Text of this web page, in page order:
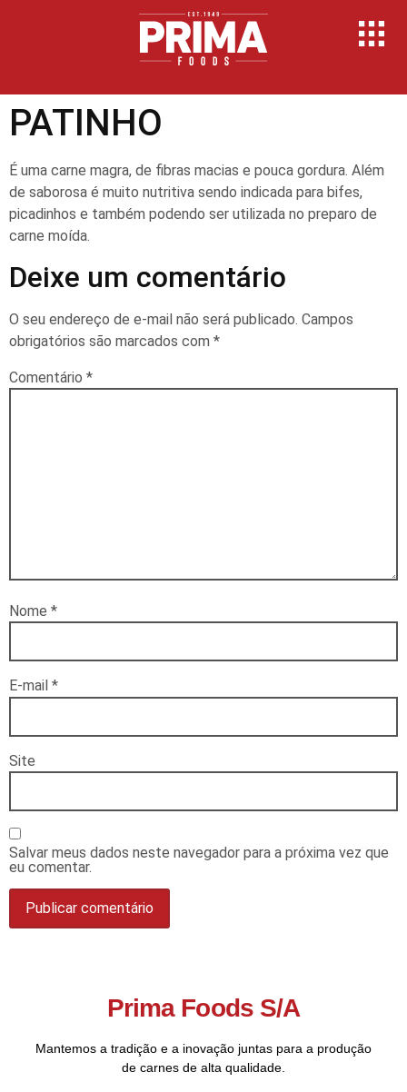
PATINHO
É uma carne magra, de fibras macias e pouca gordura. Além
de saborosa é muito nutritiva sendo indicada para bifes,
picadinhos e também podendo ser utilizada no preparo de
carne moída.
Deixe um comentário
O seu endereço de e-mail não será publicado. Campos
obrigatórios são marcados com *
Comentário *
Nome *
E-mail *
Site
Salvar meus dados neste navegador para a próxima vez que
eu comentar.
Prima Foods S/A
Mantemos a tradição e a inovação juntas para a produção
de carnes de alta qualidade.